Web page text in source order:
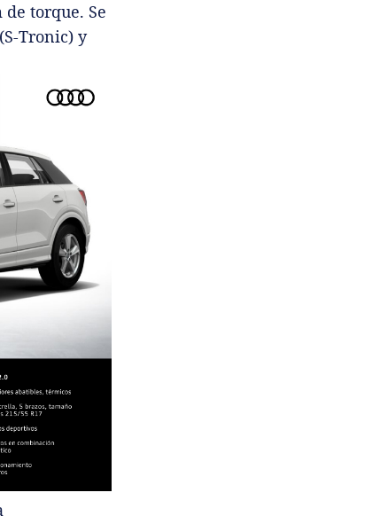
torque. Se
Tronic) y